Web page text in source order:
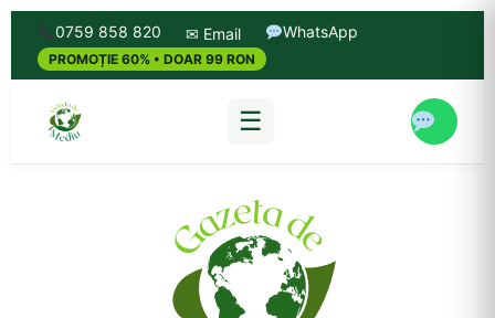
0759 858 820 ✉ Email WhatsApp
PROMOȚIE 60% • DOAR 99 RON
☰